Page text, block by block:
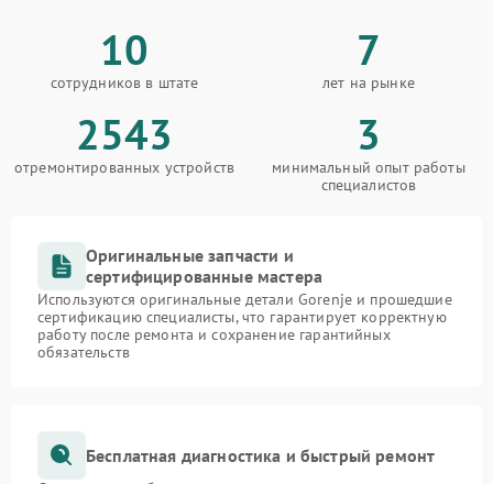
10
сотрудников в штате
7
лет на рынке
2543
отремонтированных устройств
3
минимальный опыт работы
специалистов
Оригинальные запчасти и
сертифицированные мастера
Используются оригинальные детали Gorenje и прошедшие
сертификацию специалисты, что гарантирует корректную
работу после ремонта и сохранение гарантийных
обязательств
Бесплатная диагностика и быстрый ремонт